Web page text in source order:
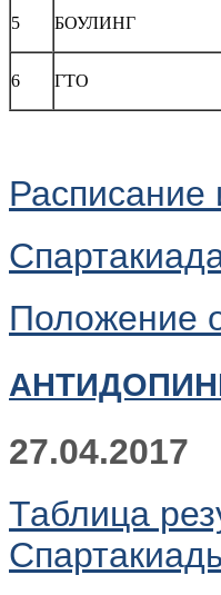
5 БОУЛИНГ
6 ГТО
Расписание
Положение
27.04.2017
Таблица